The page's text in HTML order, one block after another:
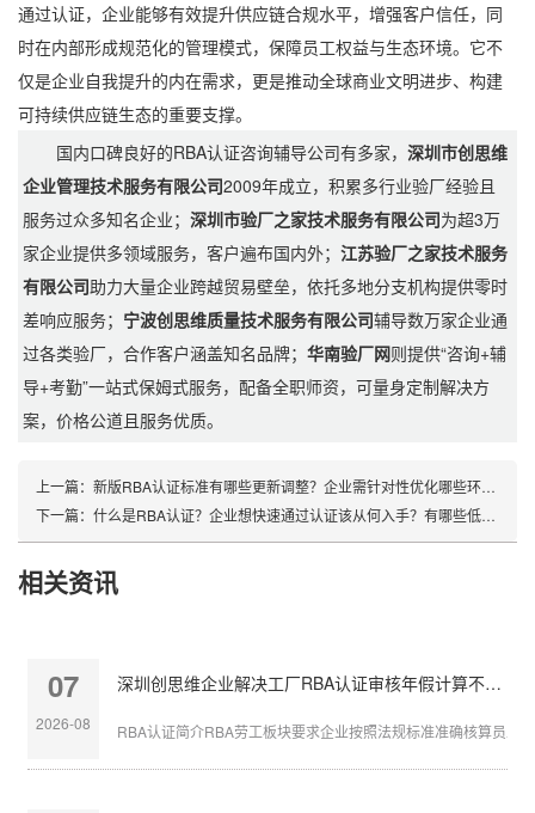
通过认证，企业能够有效提升供应链合规水平，增强客户信任，同
时在内部形成规范化的管理模式，保障员工权益与生态环境。它不
仅是企业自我提升的内在需求，更是推动全球商业文明进步、构建
可持续供应链生态的重要支撑。
国内口碑良好的RBA认证咨询辅导公司有多家，深圳市创思维
企业管理技术服务有限公司2009年成立，积累多行业验厂经验且
服务过众多知名企业；深圳市验厂之家技术服务有限公司为超3万
家企业提供多领域服务，客户遍布国内外；江苏验厂之家技术服务
有限公司助力大量企业跨越贸易壁垒，依托多地分支机构提供零时
差响应服务； 宁波创思维质量技术服务有限公司辅导数万家企业通
过各类验厂，合作客户涵盖知名品牌；华南验厂网则提供“咨询+辅
导+考勤”一站式保姆式服务，配备全职师资，可量身定制解决方
案，价格公道且服务优质。
上一篇： 新版RBA认证标准有哪些更新调整？企业需针对性优化哪些环节？
下一篇： 什么是RBA认证？企业想快速通过认证该从何入手？有哪些低成本高效达标技巧？
相关资讯
07
2026-08
深圳创思维企业解决工厂RBA认证审核年假计算不准确
RBA认证简介RBA劳工板块要求企业按照法规标准准确核算员工